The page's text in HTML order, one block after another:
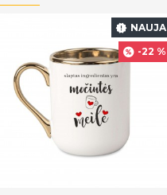
NAUJA
-22 %